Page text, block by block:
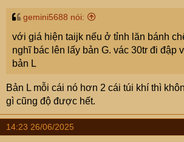
gemini5688 nói:
với giá hiện taijk nếu ở tỉnh lăn bánh
nghĩ bác lên lấy bản G. vác 30tr đi đập
bản L
Bản L mỗi cái nó hơn 2 cái túi khí thì
gì cũng độ được hết.
14:23 26/06/2025